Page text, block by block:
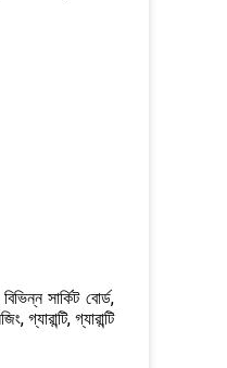
সার্কিট বোর্ড,
গ্যারান্টি